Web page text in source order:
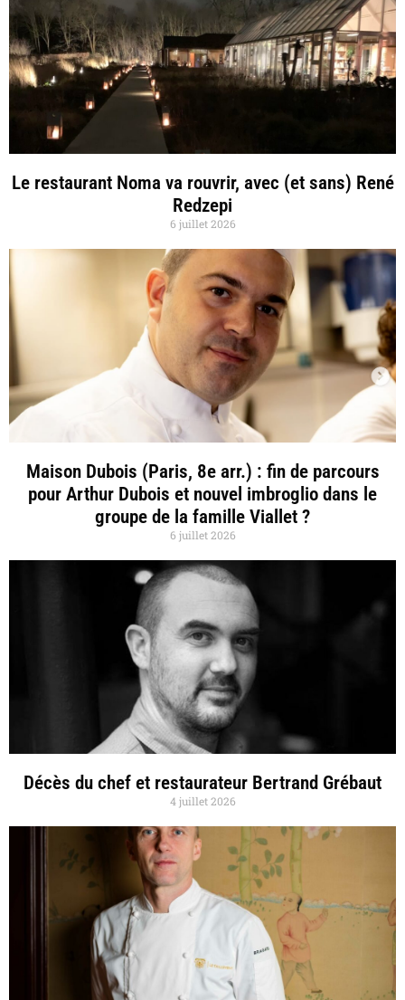
Le restaurant Noma va rouvrir, avec (et sans) René
Redzepi
6 juillet 2026
Maison Dubois (Paris, 8e arr.) : fin de parcours
pour Arthur Dubois et nouvel imbroglio dans le
groupe de la famille Viallet ?
6 juillet 2026
Décès du chef et restaurateur Bertrand Grébaut
4 juillet 2026